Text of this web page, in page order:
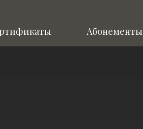
Абонементы